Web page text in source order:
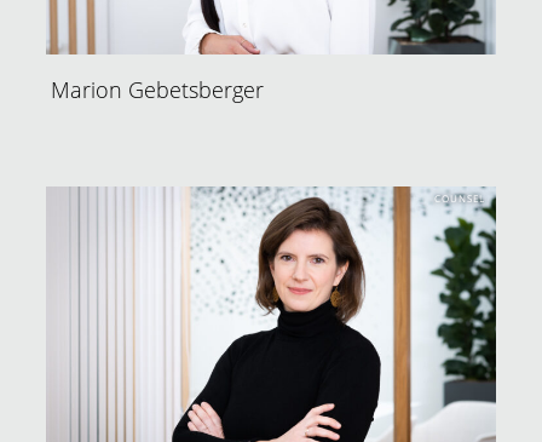
Marion Gebetsberger
COUNSEL